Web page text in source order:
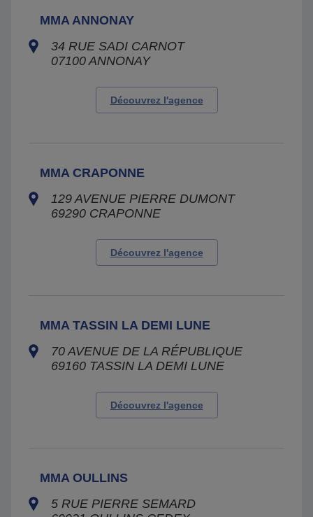
MMA ANNONAY
34 RUE SADI CARNOT
07100 ANNONAY
Découvrez l'agence
MMA CRAPONNE
129 AVENUE PIERRE DUMONT
69290 CRAPONNE
Découvrez l'agence
MMA TASSIN LA DEMI LUNE
70 AVENUE DE LA RÉPUBLIQUE
69160 TASSIN LA DEMI LUNE
Découvrez l'agence
MMA OULLINS
5 RUE PIERRE SEMARD